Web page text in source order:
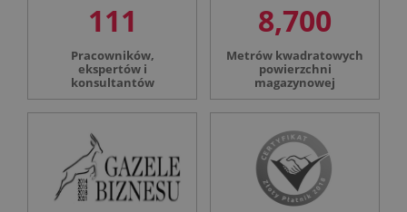
111
Pracowników,
ekspertów i
konsultantów
8,700
Metrów kwadratowych
powierzchni
magazynowej